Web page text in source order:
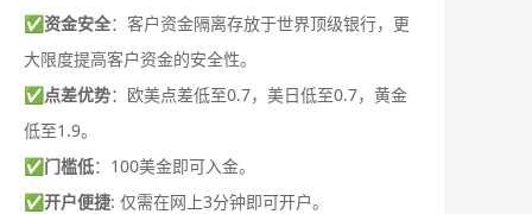
✅资金安全：客户资金隔离存放于世界顶级银行，更
大限度提高客户资金的安全性。
✅点差优势：欧美点差低至0.7，美日低至0.7，黄金
低至1.9。
✅门槛低：100美金即可入金。
✅开户便捷: 仅需在网上3分钟即可开户。